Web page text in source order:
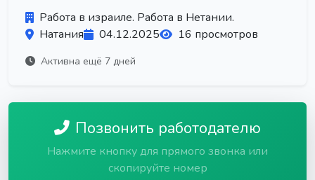
Работа в израиле. Работа в Нетании.
Натания
04.12.2025 16 просмотров
Активна ещё 7 дней
Позвонить работодателю
Нажмите кнопку для прямого звонка или
скопируйте номер